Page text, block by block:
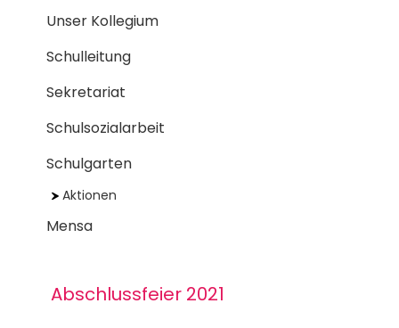
Unser Kollegium
Schulleitung
Sekretariat
Schulsozialarbeit
Schulgarten
Aktionen
Mensa
Abschlussfeier 2021